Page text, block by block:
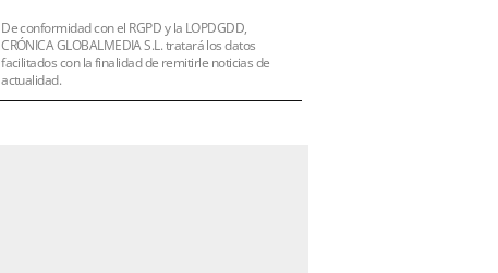
De conformidad con el RGPD y la LOPDGDD,
CRÓNICA GLOBALMEDIA S.L. tratará los datos
facilitados con la finalidad de remitirle noticias de
actualidad.